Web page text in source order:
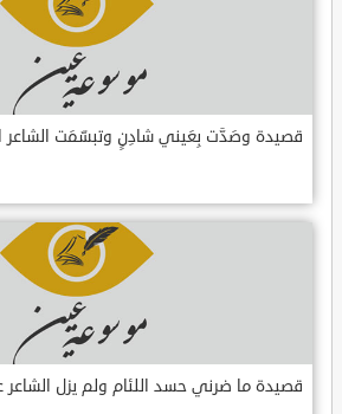
قصيدة وصَدَّت بِعَيني شادِنٍ وتبسّمَت الشاعر
قصيدة ما ضرني حسد اللئام ولم يزل الشاعر